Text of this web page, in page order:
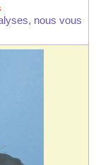
nous vous